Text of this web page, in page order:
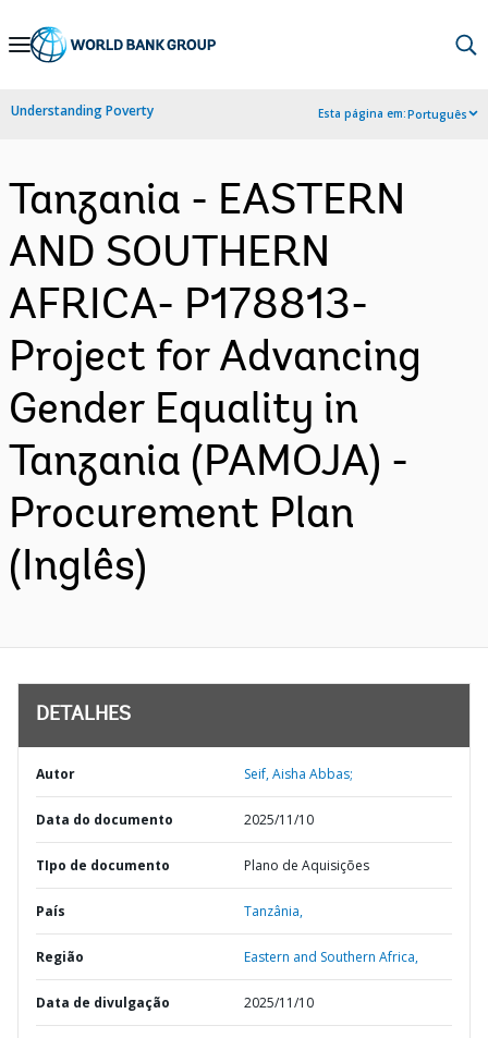
Skip
Navigation
Understanding Poverty Esta página em:Português
Tanzania - EASTERN
AND SOUTHERN
AFRICA- P178813-
Project for Advancing
Gender Equality in
Tanzania (PAMOJA) -
Procurement Plan
(Inglês)
DETALHES
Autor Seif, Aisha Abbas;
Data do documento 2025/11/10
TIpo de documento Plano de Aquisições
País Tanzânia,
Região Eastern and Southern Africa,
Data de divulgação 2025/11/10